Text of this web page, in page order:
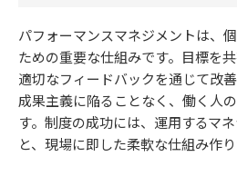
パフォーマンスマネジメントは、
ための重要な仕組みです。目標を
適切なフィードバックを通じて改
成果主義に陥ることなく、働く人
す。制度の成功には、運用するマ
と、現場に即した柔軟な仕組み作